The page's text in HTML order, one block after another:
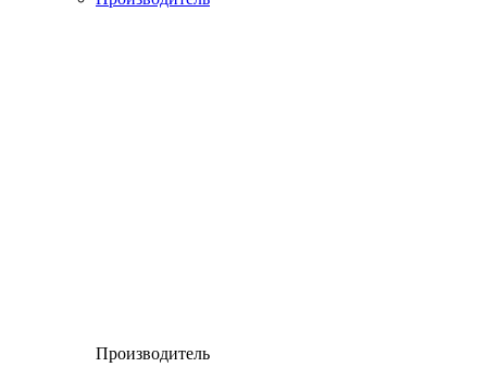
Производитель